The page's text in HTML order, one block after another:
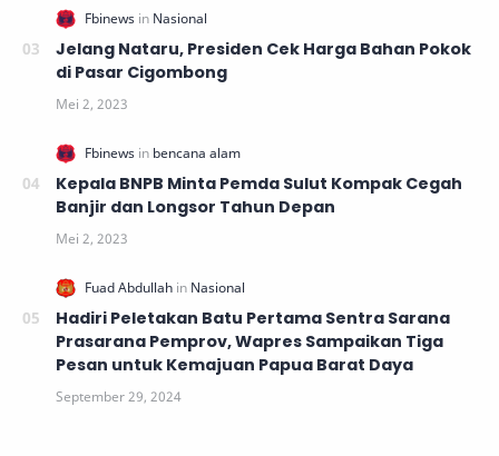
Jelang Nataru, Presiden Cek Harga Bahan Pokok
di Pasar Cigombong
Kepala BNPB Minta Pemda Sulut Kompak Cegah
Banjir dan Longsor Tahun Depan
Hadiri Peletakan Batu Pertama Sentra Sarana
Prasarana Pemprov, Wapres Sampaikan Tiga
Pesan untuk Kemajuan Papua Barat Daya